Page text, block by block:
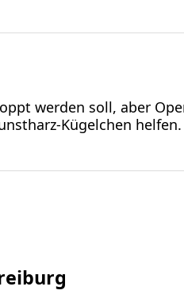
werden soll, aber
Kügelchen helfen.